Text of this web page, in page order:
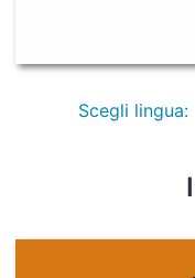
Scegli lingua: